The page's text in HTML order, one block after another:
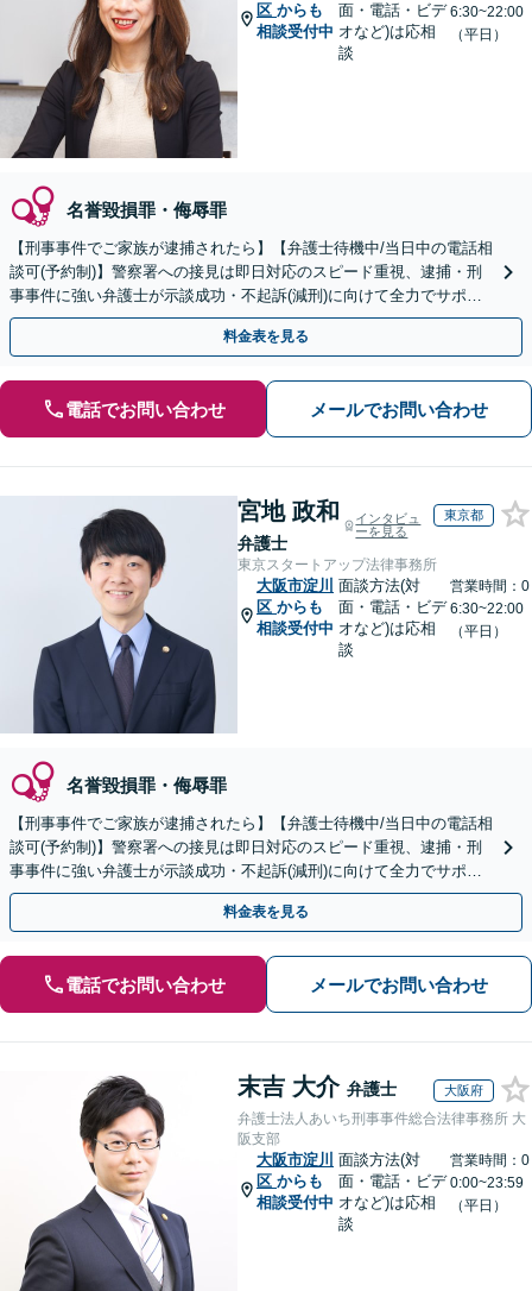
区 からも
相談受付中
面・電話・ビデ
オなど)は応相
談
6:30~22:00
（平日）
名誉毀損罪・侮辱罪
【刑事事件でご家族が逮捕されたら】【弁護士待機中/当日中の電話相
談可(予約制)】警察署への接見は即日対応のスピード重視、逮捕・刑
事事件に強い弁護士が示談成功・不起訴(減刑)に向けて全力でサポー
トします。【加害者側の相談専門】
料金表を見る
電話でお問い合わせ メールでお問い合わせ
宮地 政和
弁護士
インタビュ
ーを見る
東京都
東京スタートアップ法律事務所
大阪市淀川
区 からも
相談受付中
面談方法(対
面・電話・ビデ
オなど)は応相
談
営業時間：0
6:30~22:00
（平日）
名誉毀損罪・侮辱罪
【刑事事件でご家族が逮捕されたら】【弁護士待機中/当日中の電話相
談可(予約制)】警察署への接見は即日対応のスピード重視、逮捕・刑
事事件に強い弁護士が示談成功・不起訴(減刑)に向けて全力でサポー
トします。【加害者側の相談専門】
料金表を見る
電話でお問い合わせ メールでお問い合わせ
末吉 大介 弁護士 大阪府
弁護士法人あいち刑事事件総合法律事務所 大
阪支部
大阪市淀川
区 からも
相談受付中
面談方法(対
面・電話・ビデ
オなど)は応相
談
営業時間：0
0:00~23:59
（平日）